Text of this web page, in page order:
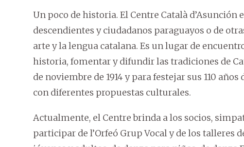
Un poco de historia. El Centre Català d’Asunción
descendientes y ciudadanos paraguayos o de
arte y la lengua catalana. Es un lugar de
historia, fomentar y difundir las tradiciones de
de noviembre de 1914 y para festejar sus 110
con diferentes propuestas culturales.
Actualmente, el Centre brinda a los socios,
participar de l’Orfeó Grup Vocal y de los talleres